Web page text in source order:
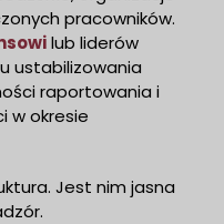
pracowników.
lub liderów
ustabilizowania
raportowania i
w okresie
Jest nim jasna